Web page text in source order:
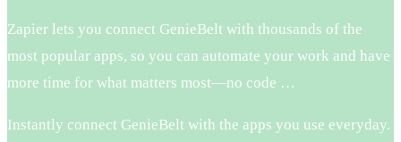
Zapier lets you connect GenieBelt with thousands of the
most popular apps, so you can automate your work and have
more time for what matters most—no code …
Instantly connect GenieBelt with the apps you use everyday.